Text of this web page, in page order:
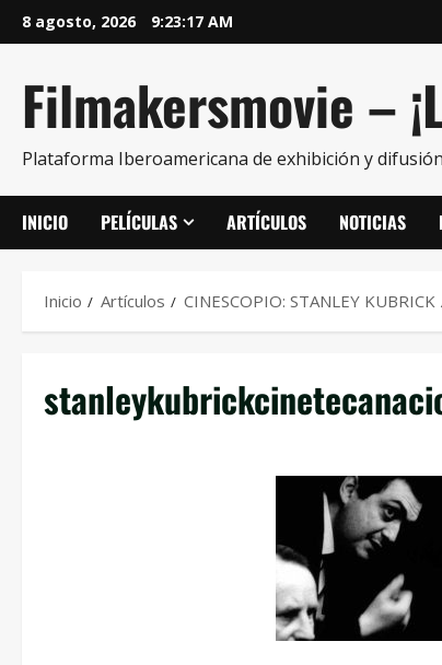
8 agosto, 2026 9:23:17 AM
Filmakersmovie –
Plataforma Iberoamericana de exhibición y
INICIO PELÍCULAS ARTÍCULOS NOTICIAS
Inicio Artículos CINESCOPIO: STANLEY KUBRICK